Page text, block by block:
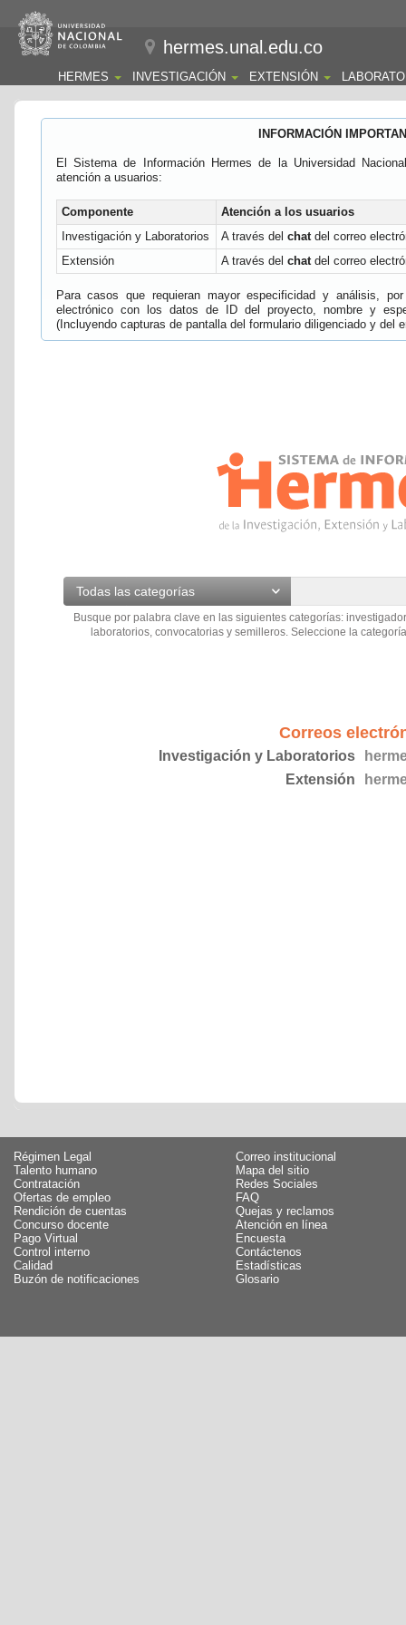
hermes.unal.edu.co
HERMES INVESTIGACIÓN EXTENSIÓN
INFORMACIÓN
El Sistema de Información Hermes de la Universidad
atención a usuarios:
Componente
Atención a los usuarios
Investigación y Laboratorios
A través del chatdel correo
Extensión
A través del chatdel correo
Para casos que requieran mayor especificidad y análisis,
electrónico con los datos de ID del proyecto, nombre y
(Incluyendo capturas de pantalla del formulario diligenciado y del
Todas las categorías
Busque por palabra clave en las siguientes categorías:
laboratorios, convocatorias y semilleros. Seleccione la
Correos
Investigación y Laboratorios
Extensión
Régimen Legal
Talento humano
Contratación
Ofertas de empleo
Rendición de cuentas
Concurso docente
Pago Virtual
Control interno
Calidad
Buzón de notificaciones
Correo institucional
Mapa del sitio
Redes Sociales
FAQ
Quejas y reclamos
Atención en línea
Encuesta
Contáctenos
Estadísticas
Glosario